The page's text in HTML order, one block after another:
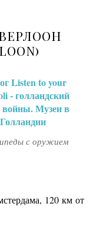
с оружием
120 км от